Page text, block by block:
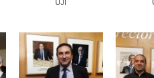
UJI